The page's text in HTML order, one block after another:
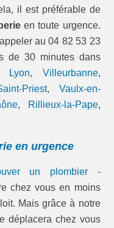
il est préférable de
en toute urgence.
au 04 82 53 23
de 30 minutes dans
Lyon, Villeurbanne,
Priest, Vaulx-en-
, Rillieux-la-Pape,
en urgence
un plombier -
chez vous en moins
Mais grâce à notre
déplacera chez vous